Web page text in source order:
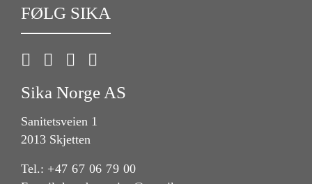
FØLG SIKA
Sika Norge AS
Sanitetsveien 1
2013 Skjetten
Tel.: +47 67 06 79 00